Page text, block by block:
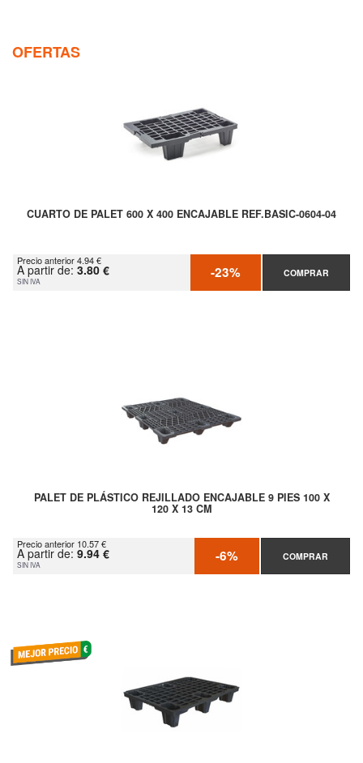
OFERTAS
CUARTO DE PALET 600 X 400 ENCAJABLE REF.BASIC-0604-04
Precio anterior 4.94 €
A partir de: 3.80 €
SIN IVA -23% COMPRAR
PALET DE PLÁSTICO REJILLADO ENCAJABLE 9 PIES 100 X
120 X 13 CM
Precio anterior 10.57 €
A partir de: 9.94 €
SIN IVA -6% COMPRAR